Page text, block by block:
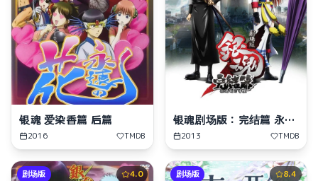
银魂 爱染香篇 后篇
2016 TMDB
银魂剧场版：完结篇 永远
的万事屋
2013 TMDB
4.0
剧场版 8.4
剧场版